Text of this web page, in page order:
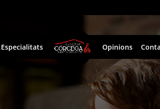
Especialitats Opinions